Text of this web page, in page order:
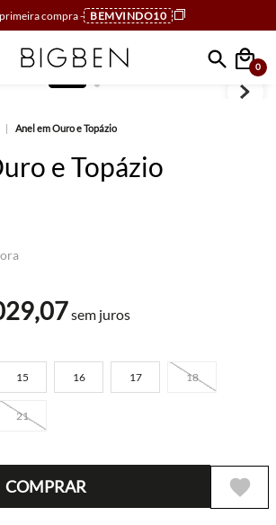
compra - BEMVINDO10
0
Anel em Ouro e Topázio
e Topázio
,07sem juros
15 16 17 18
21
COMPRAR